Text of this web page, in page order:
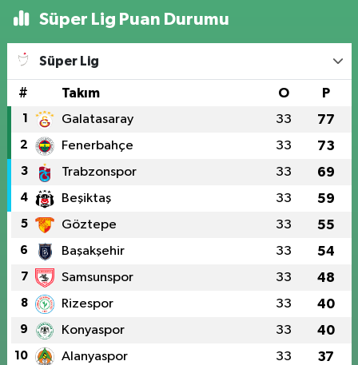
Süper Lig Puan Durumu
Süper Lig
# Takım O P
1 Galatasaray 33 77
2 Fenerbahçe 33 73
3 Trabzonspor 33 69
4 Beşiktaş 33 59
5 Göztepe 33 55
6 Başakşehir 33 54
7 Samsunspor 33 48
8 Rizespor 33 40
9 Konyaspor 33 40
10 Alanyaspor 33 37